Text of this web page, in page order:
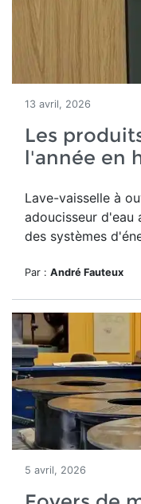
13 avril, 2026
Les
l'année en
Lave-vaisselle à
adoucisseur d'eau
des systèmes
Par : André Fauteux
5 avril, 2026